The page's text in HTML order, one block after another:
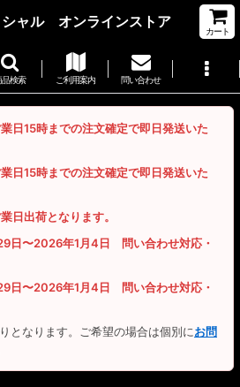
ャル オンラインストア
カート
品検索 ご利用案内 問い合わせ
日15時までの注文確定で即日発送いた
日15時までの注文確定で即日発送いた
日出荷となります。
日〜2026年1月4日 問い合わせ対応・
日〜2026年1月4日 問い合わせ対応・
となります。ご希望の場合は個別にお問